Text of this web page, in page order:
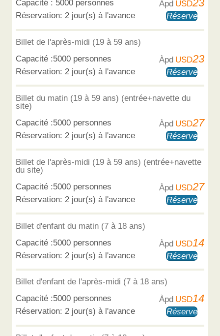
Capacité : 5000 personnes
Réservation: 2 jour(s) à l'avance
Àpd USD23
Réserver
Billet de l'après-midi (19 à 59 ans)
Capacité :5000 personnes
Réservation: 2 jour(s) à l'avance
Àpd USD23
Réserver
Billet du matin (19 à 59 ans) (entrée+navette du
site)
Capacité :5000 personnes
Réservation: 2 jour(s) à l'avance
Àpd USD27
Réserver
Billet de l'après-midi (19 à 59 ans) (entrée+navette
du site)
Capacité :5000 personnes
Réservation: 2 jour(s) à l'avance
Àpd USD27
Réserver
Billet d'enfant du matin (7 à 18 ans)
Capacité :5000 personnes
Réservation: 2 jour(s) à l'avance
Àpd USD14
Réserver
Billet d'enfant de l'après-midi (7 à 18 ans)
Capacité :5000 personnes
Réservation: 2 jour(s) à l'avance
Àpd USD14
Réserver